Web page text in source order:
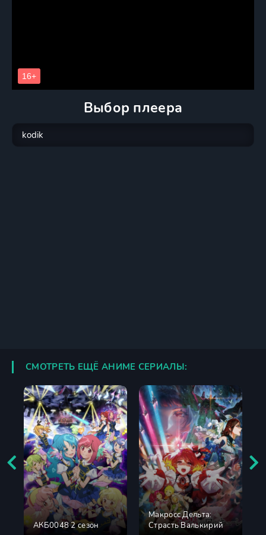
Выбор плеера
СМОТРЕТЬ ЕЩЁ АНИМЕ СЕРИАЛЫ:
АКБ0048 2 сезон
Макросс Дельта:
Страсть Валькирий